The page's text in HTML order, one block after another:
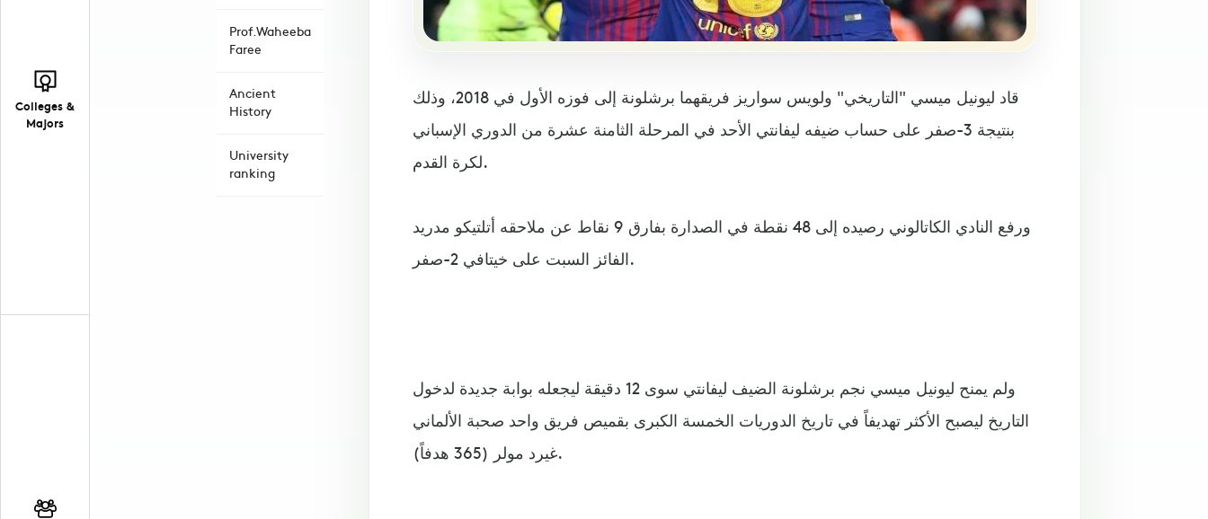
Colleges &
Majors
Prof.Waheeba
Faree
Ancient
History
University
ranking
قاد ليونيل ميسي "التاريخي" ولويس سواريز فريقهما برشلونة إلى فوزه الأول في 2018، وذلك
بنتيجة 3-صفر على حساب ضيفه ليفانتي الأحد في المرحلة الثامنة عشرة من الدوري الإسباني
لكرة القدم.
ورفع النادي الكاتالوني رصيده إلى 48 نقطة في الصدارة بفارق 9 نقاط عن ملاحقه أتلتيكو مدريد
الفائز السبت على خيتافي 2-صفر.
ولم يمنح ليونيل ميسي نجم برشلونة الضيف ليفانتي سوى 12 دقيقة ليجعله بوابة جديدة لدخول
التاريخ ليصبح الأكثر تهديفاً في تاريخ الدوريات الخمسة الكبرى بقميص فريق واحد صحبة الألماني
غيرد مولر (365 هدفاً).